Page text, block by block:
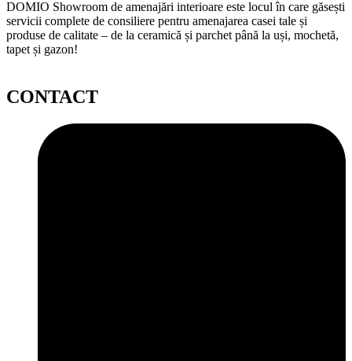
DOMIO Showroom de amenajări interioare este locul în care găsești
servicii complete de consiliere pentru amenajarea casei tale și
produse de calitate – de la ceramică și parchet până la uși, mochetă,
tapet și gazon!
CONTACT